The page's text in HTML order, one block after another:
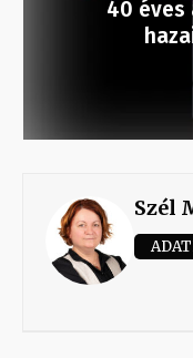
40 éves
Szél